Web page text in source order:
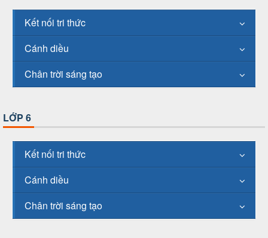
Kết nối tri thức
Cánh diều
Chân trời sáng tạo
LỚP 6
Kết nối tri thức
Cánh diều
Chân trời sáng tạo